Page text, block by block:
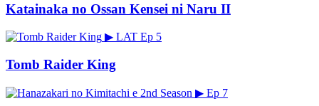
Katainaka no Ossan Kensei ni Naru II
▶ LAT Ep 5
Tomb Raider King
▶ Ep 7